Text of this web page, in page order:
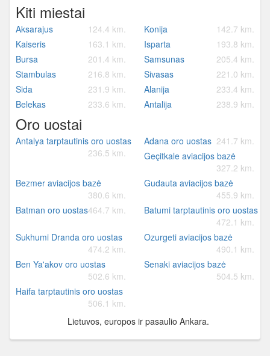
Kiti miestai
Aksarajus 124.4 km. Konija
142.7 km.
Kaiseris
163.1 km. Isparta
193.8 km.
Bursa
201.4 km. Samsunas
205.4 km.
Stambulas
216.8 km. Sivasas
221.0 km.
Sida
231.9 km. Alanija
233.4 km.
Belekas
233.6 km. Antalija 238.9 km.
Oro uostai
Antalya tarptautinis oro uostas
236.5 km.
Adana oro uostas 241.7 km.
Geçitkale aviacijos bazė
327.2 km.
Bezmer aviacijos bazė
380.6 km.
Gudauta aviacijos bazė
455.9 km.
Batman oro uostas464.7 km.
Batumi tarptautinis oro uostas
472.1 km.
Sukhumi Dranda oro uostas
474.2 km.
Ozurgeti aviacijos bazė
490.1 km.
Ben Ya'akov oro uostas
502.6 km.
Senaki aviacijos bazė
504.5 km.
Haifa tarptautinis oro uostas
506.1 km.
Lietuvos, europos ir pasaulio Ankara.